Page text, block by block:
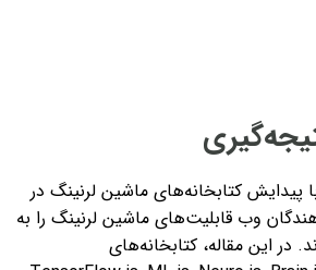
پیدایش کتابخانه‌های ماشین لرنینگ در
وب قابلیت‌های ماشین لرنینگ را به
در این مقاله، کتابخانه‌های